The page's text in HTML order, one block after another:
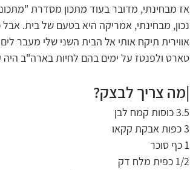
אז מבחינתי, מדובר בעוד מתכון מסדרת
נכון, מבחינתי, אמריקה היא בטעם של בית.
אווירית תיקח אותי אל הבית השני שלי מעבר
טארט ולפנטז על ימים בהם לחיות בארה"ב היה
|מה צריך לבצק?
3.5 כוסות קמח לבן
3 כפות אבקת קקאו
1 כף סוכר
1/2 כפית מלח דק